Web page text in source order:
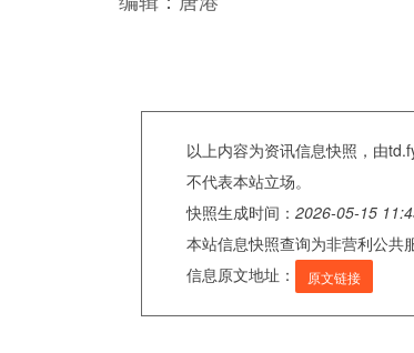
以上内容为资讯信息快照，由
不代表本站立场。
快照生成时间： 2026-05-15
本站信息快照查询为非营利公共
信息原文地址：
原文链接